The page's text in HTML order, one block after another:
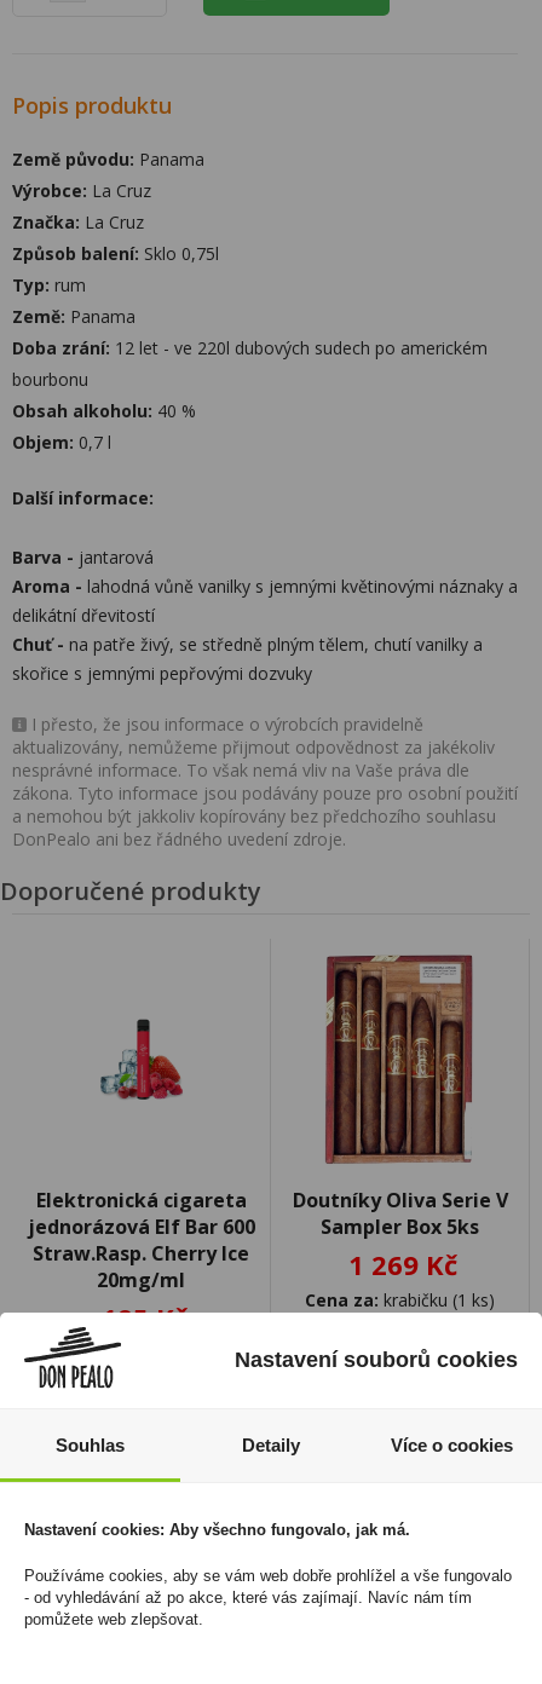
Popis produktu
Země původu: Panama
Výrobce: La Cruz
Značka: La Cruz
Způsob balení: Sklo 0,75l
Typ: rum
Země: Panama
Doba zrání: 12 let - ve 220l dubových sudech po americkém
bourbonu
Obsah alkoholu: 40 %
Objem: 0,7 l
Další informace:
Barva - jantarová
Aroma - lahodná vůně vanilky s jemnými květinovými náznaky a
delikátní dřevitostí
Chuť - na patře živý, se středně plným tělem, chutí vanilky a
skořice s jemnými pepřovými dozvuky
I přesto, že jsou informace o výrobcích pravidelně
aktualizovány, nemůžeme přijmout odpovědnost za jakékoliv
nesprávné informace. To však nemá vliv na Vaše práva dle
zákona. Tyto informace jsou podávány pouze pro osobní použití
a nemohou být jakkoliv kopírovány bez předchozího souhlasu
DonPealo ani bez řádného uvedení zdroje.
Doporučené produkty
Elektronická cigareta
jednorázová Elf Bar 600
Straw.Rasp. Cherry Ice
20mg/ml
195 Kč
Cena za:
Skladem:
Doutníky Oliva Serie V
Sampler Box 5ks
1 269 Kč
Cena za: krabičku (1 ks)
Nastavení souborů cookies
Souhlas Detaily Více o cookies
Nastavení cookies: Aby všechno fungovalo, jak má.
Používáme cookies, aby se vám web dobře prohlížel a vše fungovalo
- od vyhledávání až po akce, které vás zajímají. Navíc nám tím
pomůžete web zlepšovat.